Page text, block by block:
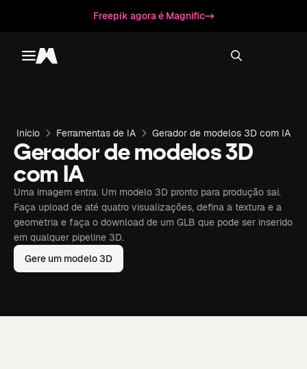
Freepik agora é Magnific
Toggle menu
Magnific
Início Ferramentas de IA Gerador de modelos 3D com IA
Gerador de modelos 3D
com IA
Uma imagem entra. Um modelo 3D pronto para produção sai.
Faça upload de até quatro visualizações, defina a textura e a
geometria e faça o download de um GLB que pode ser inserido
em qualquer pipeline 3D.
Gere um modelo 3D